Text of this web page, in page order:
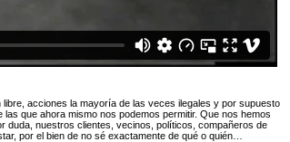
acciones la mayoría de las veces ilegales y por supuesto
que ahora mismo nos podemos permitir. Que nos hemos
duda, nuestros clientes, vecinos, políticos, compañeros de
por el bien de no sé exactamente de qué o quién…